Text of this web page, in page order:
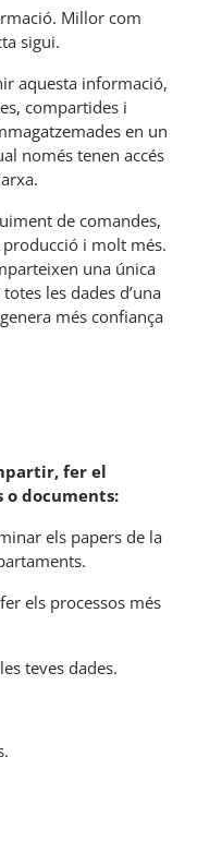
Millor com
sigui.
aquesta informació,
compartides i
en un
només tenen accés
de comandes,
i molt més.
una única
les dades d’una
més confiança
fer el
documents:
els papers de la
els processos més
teves dades.